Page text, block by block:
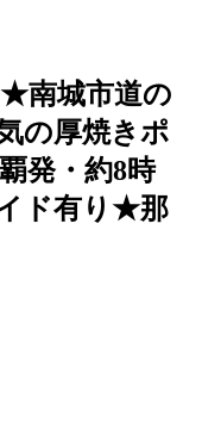
南城市道の
の厚焼きポ
発・約8時
ド有り★那